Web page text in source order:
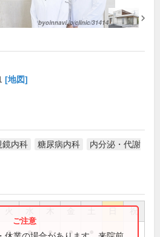
[地図]
鏡内科 糖尿病内科
内分泌・代謝
祝
● ● ● ●